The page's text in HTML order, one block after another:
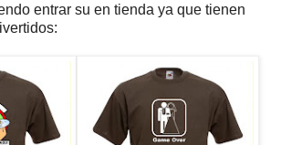
entrar su en tienda ya que tienen